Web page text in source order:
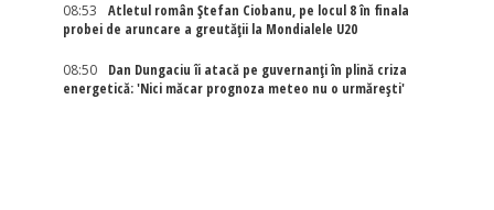
08:53
Atletul român Ștefan Ciobanu, pe locul 8 în finala
probei de aruncare a greutății la Mondialele U20
08:50
Dan Dungaciu îi atacă pe guvernanți în plină criza
energetică: 'Nici măcar prognoza meteo nu o urmărești'